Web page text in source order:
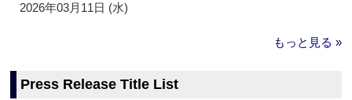
2026年03月11日 (水)
もっと見る »
Press Release Title List